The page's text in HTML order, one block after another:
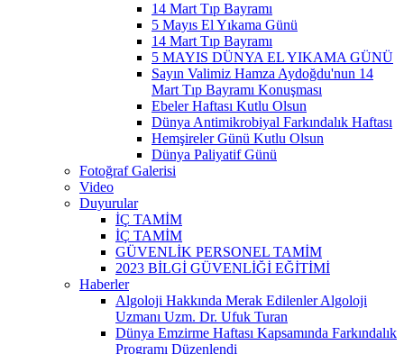
14 Mart Tıp Bayramı
5 Mayıs El Yıkama Günü
14 Mart Tıp Bayramı
5 MAYIS DÜNYA EL YIKAMA GÜNÜ
Sayın Valimiz Hamza Aydoğdu'nun 14
Mart Tıp Bayramı Konuşması
Ebeler Haftası Kutlu Olsun
Dünya Antimikrobiyal Farkındalık Haftası
Hemşireler Günü Kutlu Olsun
Dünya Paliyatif Günü
Fotoğraf Galerisi
Video
Duyurular
İÇ TAMİM
İÇ TAMİM
GÜVENLİK PERSONEL TAMİM
2023 BİLGİ GÜVENLİĞİ EĞİTİMİ
Haberler
Algoloji Hakkında Merak Edilenler Algoloji
Uzmanı Uzm. Dr. Ufuk Turan
Dünya Emzirme Haftası Kapsamında Farkındalık
Programı Düzenlendi